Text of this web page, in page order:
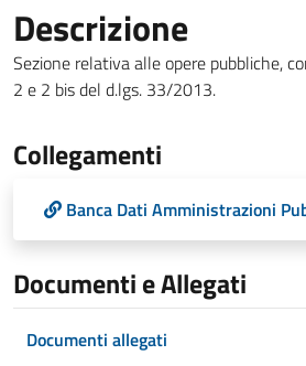
Descrizione
Sezione relativa alle opere pubbliche,
2 e 2 bis del d.lgs. 33/2013.
Collegamenti
Banca Dati Amministrazioni
Documenti e Allegati
Documenti allegati